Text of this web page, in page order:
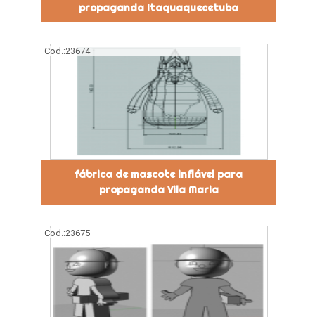
propaganda Itaquaquecetuba
Cod.:23674
fábrica de mascote inflável para
propaganda Vila Maria
Cod.:23675